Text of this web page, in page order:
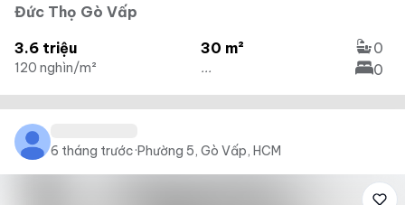
Đức Thọ Gò Vấp
3.6 triệu
120 nghìn/m²
30 m²
...
0
0
6 tháng trước·Phường 5, Gò Vấp, HCM